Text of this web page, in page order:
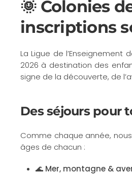
🌞 Colonies
inscriptions
La Ligue de
2026 à destination des
signe de la découverte, de
Des séjours pour
Comme chaque année,
âges de chacun :
🌊 Mer, montagne &